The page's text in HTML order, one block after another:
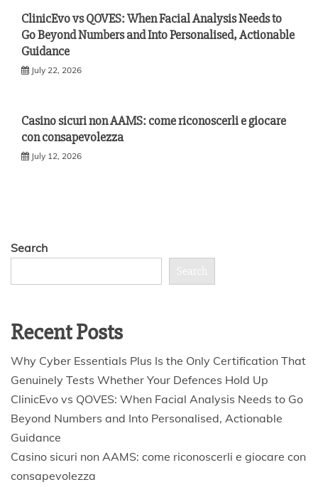
ClinicEvo vs QOVES: When Facial Analysis Needs to
Go Beyond Numbers and Into Personalised, Actionable
Guidance
July 22, 2026
Casino sicuri non AAMS: come riconoscerli e giocare
con consapevolezza
July 12, 2026
Search
Search
Recent Posts
Why Cyber Essentials Plus Is the Only Certification That
Genuinely Tests Whether Your Defences Hold Up
ClinicEvo vs QOVES: When Facial Analysis Needs to Go
Beyond Numbers and Into Personalised, Actionable
Guidance
Casino sicuri non AAMS: come riconoscerli e giocare con
consapevolezza